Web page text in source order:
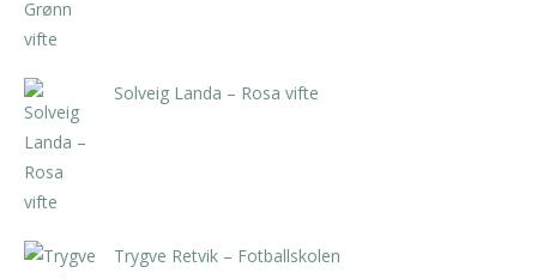
Solveig Landa – Rosa vifte
Trygve Retvik – Fotballskolen